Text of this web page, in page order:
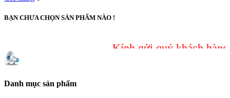
BẠN CHƯA CHỌN SẢN PHẨM NÀO !
Kính gửi quý khách hàng,
Danh mục sản phẩm